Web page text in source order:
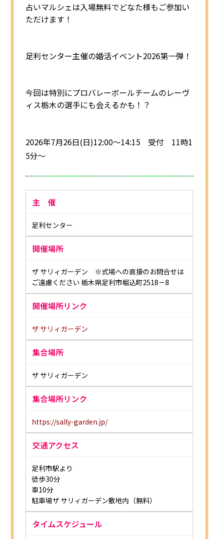
占いマルシェは入場無料でどなた様もご参加い
ただけます！
足利センター主催の婚活イベント2026第一弾！
今回は特別にプロバレーボールチームのレーヴ
ィス栃木の選手にも会えるかも！？
2026年7月26日(日)12:00～14:15 受付 11時1
5分～
主 催
足利センター
開催場所
ザ サリィガーデン ※式場への直接のお問合せは
ご遠慮ください 栃木県足利市堀込町2518－8
開催場所リンク
ザ サリィガーデン
集合場所
ザ サリィガーデン
集合場所リンク
https://sally-garden.jp/
交通アクセス
足利市駅より
徒歩30分
車10分
駐車場ザ サリィガーデン敷地内（無料）
タイムスケジュール